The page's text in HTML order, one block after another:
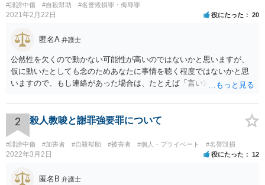
#誹謗中傷 #自殺幇助 #名誉毀損罪・侮辱罪
2021年2月22日 役にたった 20
匿名A 弁護士
公然性を欠くので動かない可能性が高いのではないかと思いますが、
仮に動いたとしても念のためあなたに事情を聴く程度ではないかと思
いますので、もし連絡があった場合は、たとえば「言い過ぎた部分が
ジでのやりとりなので、公然性がないことが明らかなので、名誉毀損
や侮辱には当たらないと考えているが、相手は何らかの理由で公然性
があると言っているのか」と反省の意を示しつつ、なぜ警察が連絡し
てきたのか尋ねることが考えられます。
2 殺人教唆と謝罪強要罪について
#誹謗中傷 #加害者 #自殺幇助 #被害者 #個人・プライベート #名誉毀損
2022年3月2日 役にたった 12
匿名B 弁護士